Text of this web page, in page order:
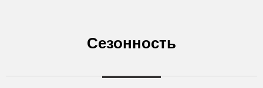
Сезонность